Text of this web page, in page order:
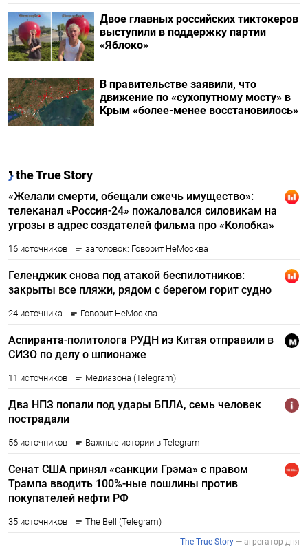
Двое главных российских тиктокеров
выступили в поддержку партии
«Яблоко»
В правительстве заявили, что
движение по «сухопутному мосту» в
Крым «более-менее восстановилось»